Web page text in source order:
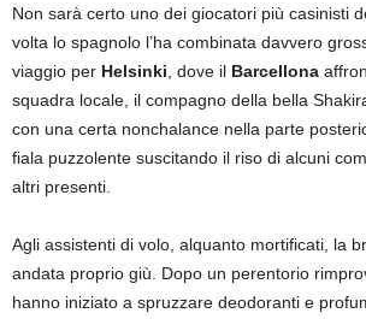
Non sarà certo uno dei giocatori più casinisti
volta lo spagnolo l’ha combinata davvero
viaggio per Helsinki , dove il Barcellona
squadra locale, il compagno della bella
con una certa nonchalance nella parte
fiala puzzolente suscitando il riso di alcuni
altri presenti.
Agli assistenti di volo, alquanto mortificati, la
andata proprio giù. Dopo un perentorio
hanno iniziato a spruzzare deodoranti e